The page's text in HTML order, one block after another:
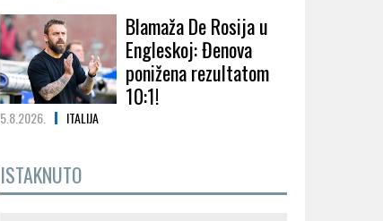
Blamaža De Rosija u
Engleskoj: Đenova
ponižena rezultatom
10:1!
5.8.2026. ITALIJA
ISTAKNUTO